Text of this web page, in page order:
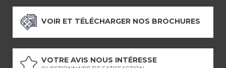
VOIR ET TÉLÉCHARGER NOS BROCHURES
VOTRE AVIS NOUS INTÉRESSE